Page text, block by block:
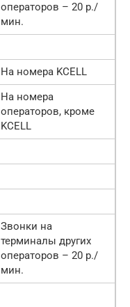
операторов – 20 р./
мин.
На номера KCELL
На номера
операторов, кроме
KCELL
Звонки на
терминалы других
операторов – 20 р./
мин.